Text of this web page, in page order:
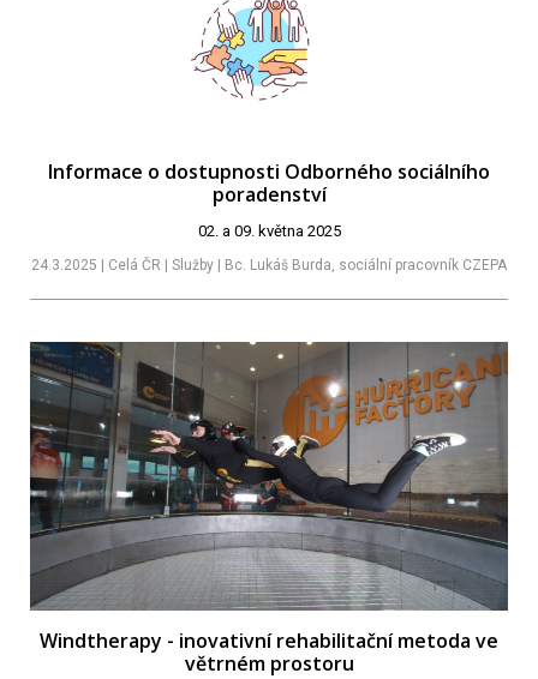
Informace o dostupnosti Odborného sociálního
poradenství
02. a 09. května 2025
24.3.2025 | Celá ČR | Služby | Bc. Lukáš Burda, sociální pracovník CZEPA
Windtherapy - inovativní rehabilitační metoda ve
větrném prostoru